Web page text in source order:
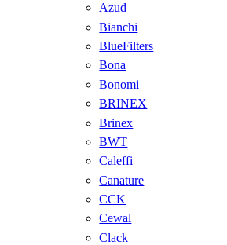
Azud
Bianchi
BlueFilters
Bona
Bonomi
BRINEX
Brinex
BWT
Caleffi
Canature
CCK
Cewal
Clack